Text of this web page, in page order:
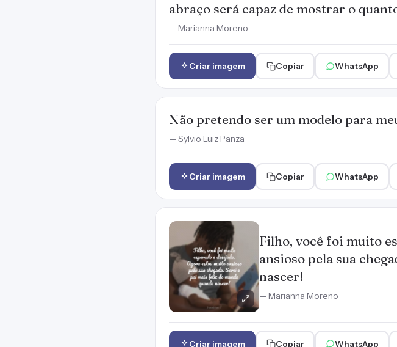
abraço será capaz de mostrar o
— Marianna Moreno
Criar imagem Copiar WhatsApp
Não pretendo ser um modelo para
— Sylvio Luiz Panza
Criar imagem Copiar WhatsApp
Filho, você foi muito
ansioso pela sua
nascer!
— Marianna Moreno
Criar imagem Copiar WhatsApp